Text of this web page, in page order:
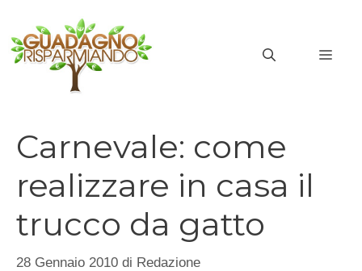
contenuto
Carnevale: come
realizzare in casa il
trucco da gatto
28 Gennaio 2010 di Redazione